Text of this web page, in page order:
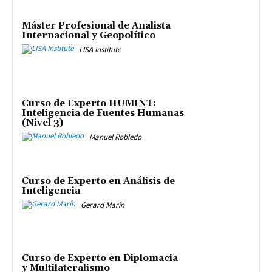
Máster Profesional de Analista
Internacional y Geopolítico
LISA Institute
Curso de Experto HUMINT:
Inteligencia de Fuentes Humanas
(Nivel 3)
Manuel Robledo
Curso de Experto en Análisis de
Inteligencia
Gerard Marín
Curso de Experto en Diplomacia
y Multilateralismo